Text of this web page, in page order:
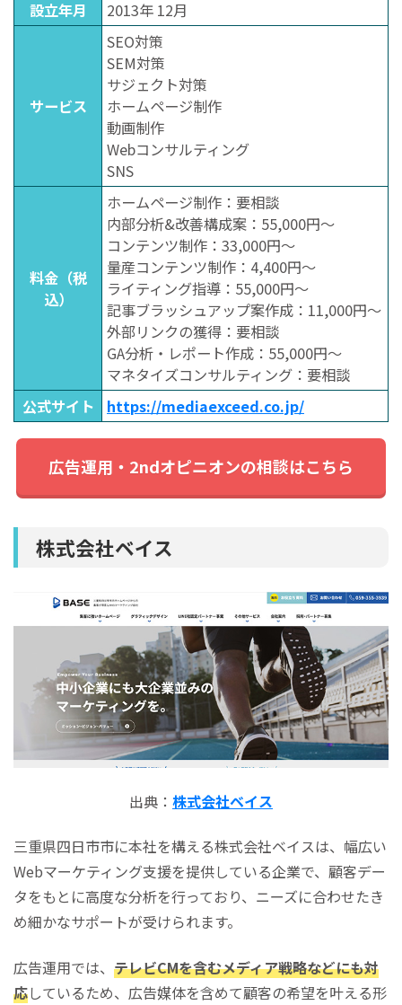
設立年月 2013年 12月
サービス
SEO対策
SEM対策
サジェクト対策
ホームページ制作
動画制作
Webコンサルティング
SNS
料金（税
込）
ホームページ制作：要相談
内部分析&改善構成案：55,000円〜
コンテンツ制作：33,000円〜
量産コンテンツ制作：4,400円〜
ライティング指導：55,000円〜
記事ブラッシュアップ案作成：11,000円〜
外部リンクの獲得：要相談
GA分析・レポート作成：55,000円〜
マネタイズコンサルティング：要相談
公式サイト
https://mediaexceed.co.jp/
広告運用・2ndオピニオンの相談はこちら
株式会社ベイス
出典： 株式会社ベイス
三重県四日市市に本社を構える株式会社ベイスは、幅広い
Webマーケティング支援を提供している企業で、顧客デー
タをもとに高度な分析を行っており、ニーズに合わせたき
め細かなサポートが受けられます。
広告運用では、 テレビCMを含むメディア戦略などにも対
応しているため、広告媒体を含めて顧客の希望を叶える形